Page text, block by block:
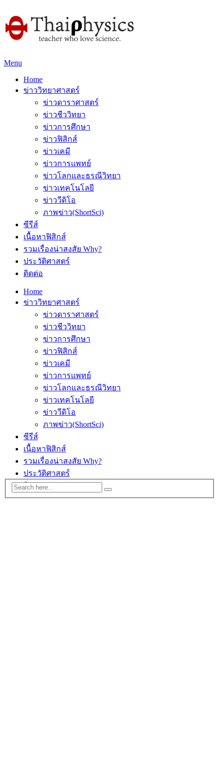
Menu
Home
ข่าววิทยาศาสตร์
ข่าวดาราศาสตร์
ข่าวชีววิทยา
ข่าวการศึกษา
ข่าวฟิสิกส์
ข่าวเคมี
ข่าวการแพทย์
ข่าวโลกและธรณีวิทยา
ข่าวเทคโนโลยี
ข่าววีดิโอ
ภาพข่าว(ShortSci)
ซีรีส์
เนื้อหาฟิสิกส์
รวมเรื่องน่าสงสัย Why?
ประวัติศาสตร์
ติดต่อ
Home
ข่าววิทยาศาสตร์
ข่าวดาราศาสตร์
ข่าวชีววิทยา
ข่าวการศึกษา
ข่าวฟิสิกส์
ข่าวเคมี
ข่าวการแพทย์
ข่าวโลกและธรณีวิทยา
ข่าวเทคโนโลยี
ข่าววีดิโอ
ภาพข่าว(ShortSci)
ซีรีส์
เนื้อหาฟิสิกส์
รวมเรื่องน่าสงสัย Why?
ประวัติศาสตร์
ติดต่อ